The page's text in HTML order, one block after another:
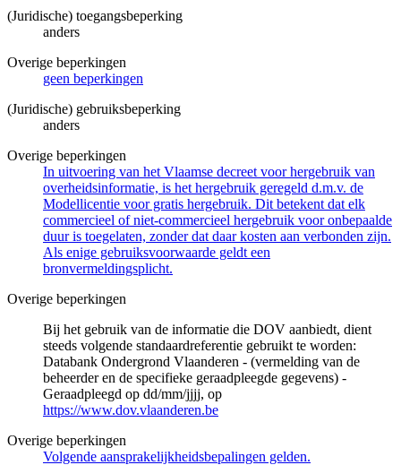
(Juridische) toegangsbeperking
anders
Overige beperkingen
geen beperkingen
(Juridische) gebruiksbeperking
anders
Overige beperkingen
In uitvoering van het Vlaamse decreet voor hergebruik van
overheidsinformatie, is het hergebruik geregeld d.m.v. de
Modellicentie voor gratis hergebruik. Dit betekent dat elk
commercieel of niet-commercieel hergebruik voor onbepaalde
duur is toegelaten, zonder dat daar kosten aan verbonden zijn.
Als enige gebruiksvoorwaarde geldt een
bronvermeldingsplicht.
Overige beperkingen
Bij het gebruik van de informatie die DOV aanbiedt, dient
steeds volgende standaardreferentie gebruikt te worden:
Databank Ondergrond Vlaanderen - (vermelding van de
beheerder en de specifieke geraadpleegde gegevens) -
Geraadpleegd op dd/mm/jjjj, op
https://www.dov.vlaanderen.be
Overige beperkingen
Volgende aansprakelijkheidsbepalingen gelden.